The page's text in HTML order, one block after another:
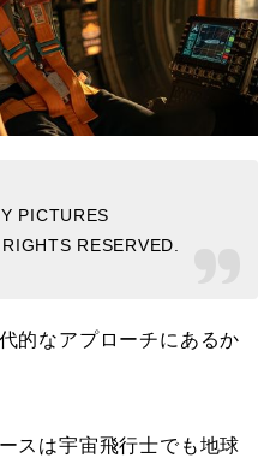
PICTURES
RESERVED.
的なアプローチにあるか
スは宇宙飛行士でも地球